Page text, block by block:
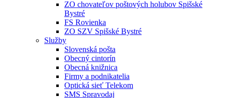
ZO chovateľov poštových holubov Spišské
Bystré
FS Rovienka
ZO SZV Spišské Bystré
Služby
Slovenská pošta
Obecný cintorín
Obecná knižnica
Firmy a podnikatelia
Optická sieť Telekom
SMS Spravodaj